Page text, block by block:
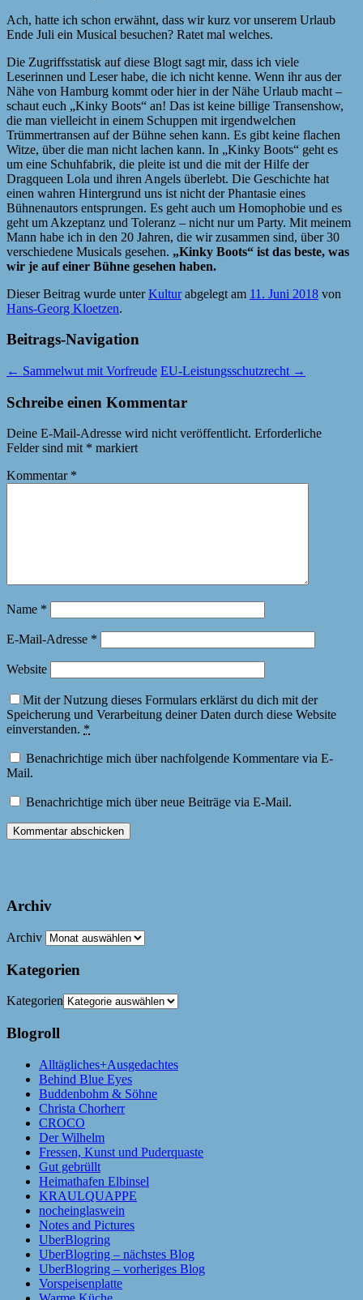
Ach, hatte ich schon erwähnt, dass wir kurz vor unserem Urlaub
Ende Juli ein Musical besuchen? Ratet mal welches.
Die Zugriffsstatisk auf diese Blogt sagt mir, dass ich viele
Leserinnen und Leser habe, die ich nicht kenne. Wenn ihr aus der
Nähe von Hamburg kommt oder hier in der Nähe Urlaub macht –
schaut euch „Kinky Boots“ an! Das ist keine billige Transenshow,
die man vielleicht in einem Schuppen mit irgendwelchen
Trümmertransen auf der Bühne sehen kann. Es gibt keine flachen
Witze, über die man nicht lachen kann. In „Kinky Boots“ geht es
um eine Schuhfabrik, die pleite ist und die mit der Hilfe der
Dragqueen Lola und ihren Angels überlebt. Die Geschichte hat
einen wahren Hintergrund uns ist nicht der Phantasie eines
Bühnenautors entsprungen. Es geht auch um Homophobie und es
geht um Akzeptanz und Toleranz – nicht nur um Party. Mit meinem
Mann habe ich in den 20 Jahren, die wir zusammen sind, über 30
verschiedene Musicals gesehen. „Kinky Boots“ ist das beste, was
wir je auf einer Bühne gesehen haben.
Dieser Beitrag wurde unterKulturabgelegt am 11. Juni 2018 von
Hans-Georg Kloetzen.
Beitrags-Navigation
← Sammelwut mit Vorfreude EU-Leistungsschutzrecht →
Schreibe einen Kommentar
Deine E-Mail-Adresse wird nicht veröffentlicht. Erforderliche
Felder sind mit * markiert
Kommentar *
Name *
E-Mail-Adresse *
Website
Mit der Nutzung dieses Formulars erklärst du dich mit der
Speicherung und Verarbeitung deiner Daten durch diese Website
einverstanden. *
Benachrichtige mich über nachfolgende Kommentare via E-
Mail.
Benachrichtige mich über neue Beiträge via E-Mail.
Archiv
Archiv
Kategorien
Kategorien
Blogroll
Alltägliches+Ausgedachtes
Behind Blue Eyes
Buddenbohm & Söhne
Christa Chorherr
CROCO
Der Wilhelm
Fressen, Kunst und Puderquaste
Gut gebrüllt
Heimathafen Elbinsel
KRAULQUAPPE
nocheinglaswein
Notes and Pictures
UberBlogring
UberBlogring – nächstes Blog
UberBlogring – vorheriges Blog
Vorspeisenplatte